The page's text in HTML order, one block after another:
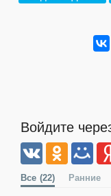
Войдите
Все (22) Ранние